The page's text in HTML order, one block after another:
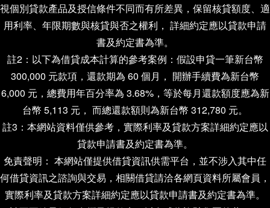
視個別貸款產品及授信條件不同而有所差異，保留核貸額度、適
用利率、年限期數與核貸與否之權利， 詳細約定應以貸款申請
書及約定書為準。
註2：以下為借貸成本計算的參考案例：假設申貸一筆新台幣
300,000 元款項，還款期為 60 個月， 開辦手續費為新台幣
6,000 元，總費用年百分率為 3.68%，等於每月還款額度應為新
台幣 5,113 元， 而總還款額則為新台幣 312,780 元。
註3：本網站資料僅供參考，實際利率及貸款方案詳細約定應以
貸款申請書及約定書為準。
免責聲明： 本網站僅提供借貸資訊供需平台，並不涉入其中任
何借貸資訊之諮詢與交易，相關借貸請洽各網頁資料所屬會員，
實際利率及貸款方案詳細約定應以貸款申請書及約定書為準。